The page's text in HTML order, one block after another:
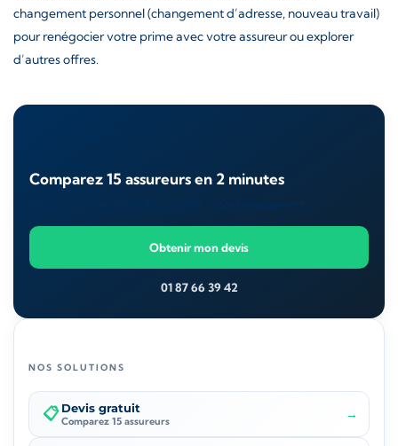
changement personnel (changement d’adresse, nouveau travail)
pour renégocier votre prime avec votre assureur ou explorer
d’autres offres.
Comparez 15 assureurs en 2 minutes
Un courtier vous rappelle sous 24h — sans engagement.
Obtenir mon devis
01 87 66 39 42
NOS SOLUTIONS
📋 Devis gratuit
Comparez 15 assureurs →